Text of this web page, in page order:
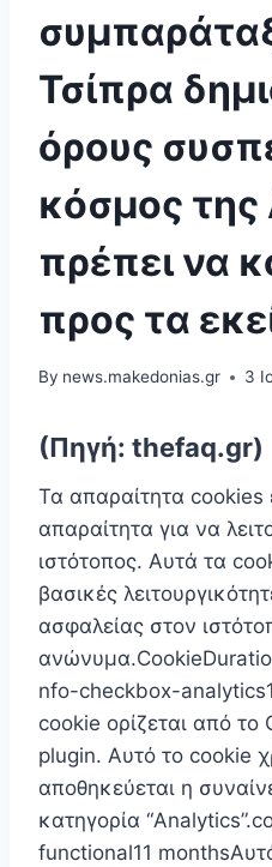
Τσίπρα
όρους
κόσμος της
πρέπει να
προς τα
By news.makedonias.gr 3
(Πηγή: thefaq.gr)
Τα απαραίτητα cookies
απαραίτητα για να
ιστότοπος. Αυτά τα
βασικές
ασφαλείας στον
nfo-checkbox-
cookie ορίζεται από
plugin. Αυτό το cookie
αποθηκεύεται η
κατηγορία
functional11